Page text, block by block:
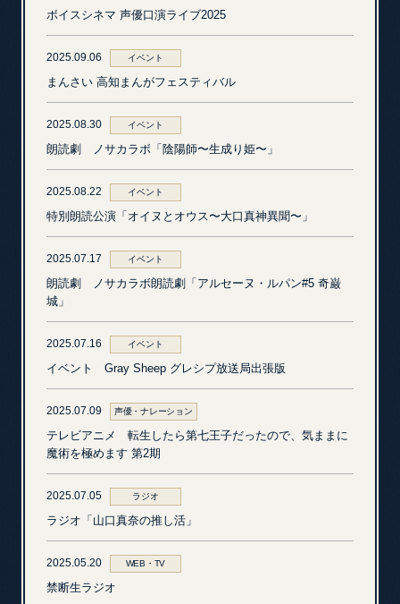
ボイスシネマ 声優口演ライブ2025
2025.09.06 イベント
まんさい 高知まんがフェスティバル
2025.08.30 イベント
朗読劇 ノサカラボ「陰陽師〜生成り姫〜」
2025.08.22 イベント
特別朗読公演「オイヌとオウス〜大口真神異聞〜」
2025.07.17 イベント
朗読劇 ノサカラボ朗読劇「アルセーヌ・ルパン#5 奇巌
城」
2025.07.16 イベント
イベント Gray Sheep グレシプ放送局出張版
2025.07.09 声優・ナレーション
テレビアニメ 転生したら第七王子だったので、気ままに
魔術を極めます 第2期
2025.07.05 ラジオ
ラジオ「山口真奈の推し活」
2025.05.20 WEB・TV
禁断生ラジオ